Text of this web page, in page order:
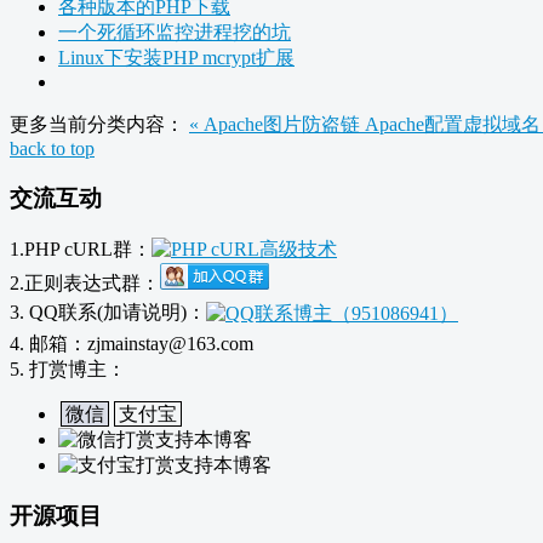
各种版本的PHP下载
一个死循环监控进程挖的坑
Linux下安装PHP mcrypt扩展
更多当前分类内容： « Apache图片防盗链 Apache配置虚拟域名
back to top
交流互动
1.PHP cURL群：
2.正则表达式群：
3. QQ联系(加请说明)：
4. 邮箱：zjmainstay@163.com
5. 打赏博主：
微信 支付宝
开源项目